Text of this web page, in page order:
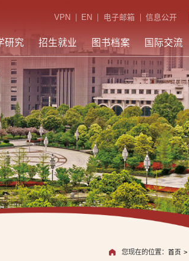
VPN EN 电子邮箱 信息公开
研究 招生就业 图书档案 国际交流
您现在的位置： 首页 >